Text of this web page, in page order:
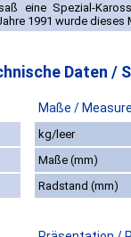
eine Spezial-
1991 wurde dieses
Daten /
Maße /
kg/leer
Maße (mm)
Radstand (mm)